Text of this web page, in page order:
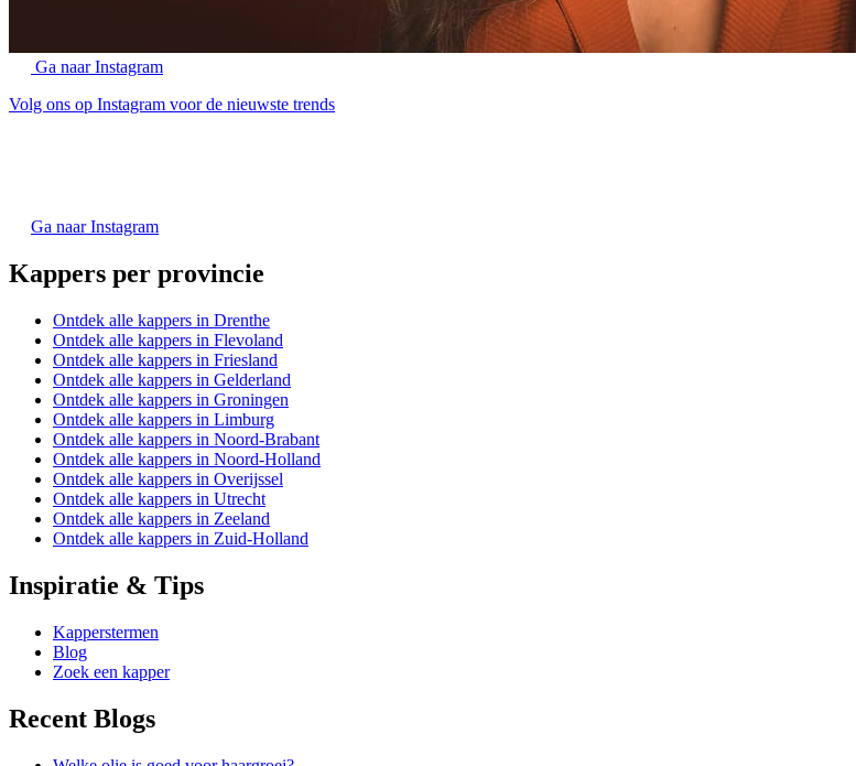
Ga naar Instagram
Volg ons op Instagram voor de nieuwste trends
Ga naar Instagram
Kappers per provincie
Ontdek alle kappers in Drenthe
Ontdek alle kappers in Flevoland
Ontdek alle kappers in Friesland
Ontdek alle kappers in Gelderland
Ontdek alle kappers in Groningen
Ontdek alle kappers in Limburg
Ontdek alle kappers in Noord-Brabant
Ontdek alle kappers in Noord-Holland
Ontdek alle kappers in Overijssel
Ontdek alle kappers in Utrecht
Ontdek alle kappers in Zeeland
Ontdek alle kappers in Zuid-Holland
Inspiratie & Tips
Kapperstermen
Blog
Zoek een kapper
Recent Blogs